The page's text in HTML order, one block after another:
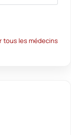
tous les médecins